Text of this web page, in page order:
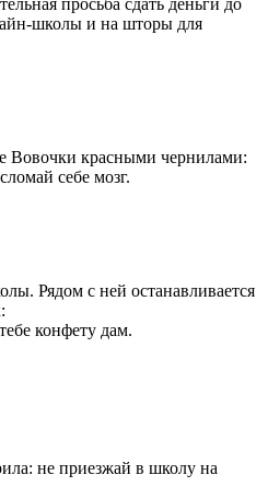
просьба сдать деньги до
школы и на шторы для
Вовочки красными чернилами:
себе мозг.
Рядом с ней останавливается
конфету дам.
не приезжай в школу на